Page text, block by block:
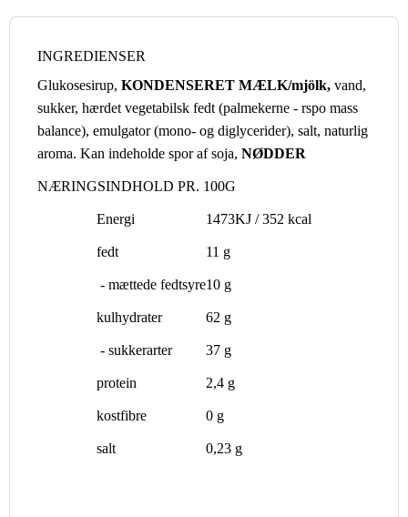
INGREDIENSER
Glukosesirup, KONDENSERET MÆLK/mjölk, vand,
sukker, hærdet vegetabilsk fedt (palmekerne - rspo mass
balance), emulgator (mono- og diglycerider), salt, naturlig
aroma. Kan indeholde spor af soja, NØDDER
NÆRINGSINDHOLD PR. 100G
Energi 1473KJ / 352 kcal
fedt 11 g
- mættede fedtsyre10 g
kulhydrater 62 g
- sukkerarter 37 g
protein 2,4 g
kostfibre 0 g
salt 0,23 g